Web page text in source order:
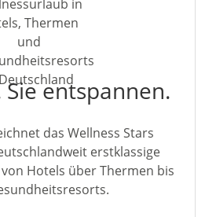
entspannen.
das Wellness Stars
erstklassige
Hotels über Thermen bis